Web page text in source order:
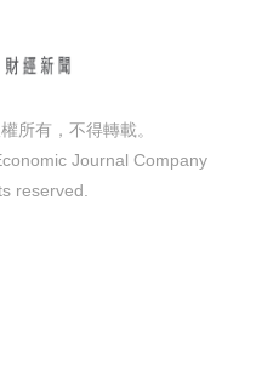
所有，不得轉載。
Journal Company
reserved.